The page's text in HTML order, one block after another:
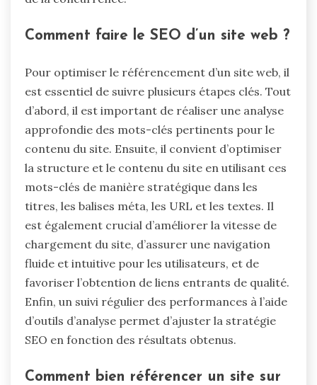
Comment faire le SEO d’un site web ?
Pour optimiser le référencement d’un site web, il
est essentiel de suivre plusieurs étapes clés. Tout
d’abord, il est important de réaliser une analyse
approfondie des mots-clés pertinents pour le
contenu du site. Ensuite, il convient d’optimiser
la structure et le contenu du site en utilisant ces
mots-clés de manière stratégique dans les
titres, les balises méta, les URL et les textes. Il
est également crucial d’améliorer la vitesse de
chargement du site, d’assurer une navigation
fluide et intuitive pour les utilisateurs, et de
favoriser l’obtention de liens entrants de qualité.
Enfin, un suivi régulier des performances à l’aide
d’outils d’analyse permet d’ajuster la stratégie
SEO en fonction des résultats obtenus.
Comment bien référencer un site sur